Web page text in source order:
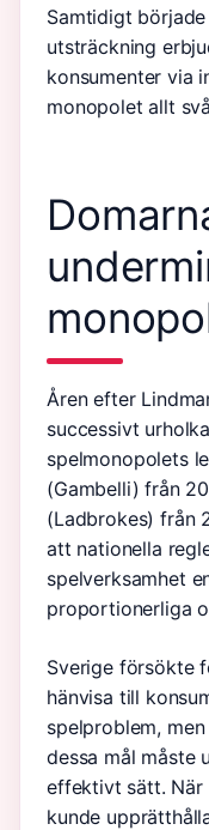
Samtidigt
utsträckning
konsumenter via
monopolet allt
Åren efter
successivt
spelmonopolets
(Gambelli) från
(Ladbrokes) från
att nationella
spelverksamhet
proportionerliga
Sverige försökte
hänvisa till
spelproblem,
dessa mål måste
effektivt sätt.
kunde